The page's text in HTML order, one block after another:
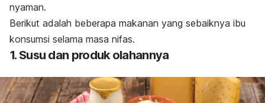
nyaman.
Berikut adalah beberapa makanan yang sebaiknya ibu
konsumsi selama masa nifas.
1. Susu dan produk olahannya